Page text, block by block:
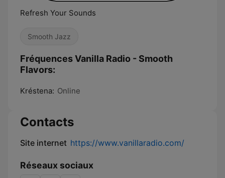
Refresh Your Sounds
Smooth Jazz
Fréquences Vanilla Radio - Smooth
Flavors:
Kréstena: Online
Contacts
Site internet https://www.vanillaradio.com/
Réseaux sociaux